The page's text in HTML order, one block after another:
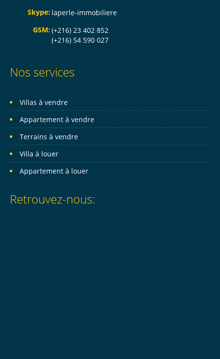
Skype: laperle-immobiliere
GSM:(+216) 23 402 852
(+216) 54 590 027
Nos services
Villas à vendre
Appartement à vendre
Terrains à vendre
Villa à louer
Appartement à louer
Retrouvez-nous: